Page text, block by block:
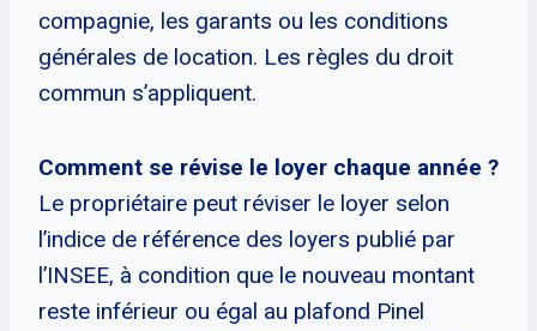
compagnie, les garants ou les conditions
générales de location. Les règles du droit
commun s’appliquent.
Comment se révise le loyer chaque année ?
Le propriétaire peut réviser le loyer selon
l’indice de référence des loyers publié par
l’INSEE, à condition que le nouveau montant
reste inférieur ou égal au plafond Pinel